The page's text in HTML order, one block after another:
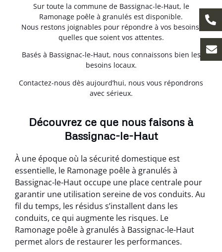
Sur toute la commune de Bassignac-le-Haut, le
Ramonage poêle à granulés est disponible.
Nous restons joignables pour répondre à vos besoins,
quelles que soient vos attentes.
Basés à Bassignac-le-Haut, nous connaissons bien les
besoins locaux.
Contactez-nous dès aujourd’hui, nous vous répondrons
avec sérieux.
Découvrez ce que nous faisons à
Bassignac-le-Haut
À une époque où la sécurité domestique est
essentielle, le Ramonage poêle à granulés à
Bassignac-le-Haut occupe une place centrale pour
garantir une utilisation sereine de vos conduits. Au
fil du temps, les résidus s’installent dans les
conduits, ce qui augmente les risques. Le
Ramonage poêle à granulés à Bassignac-le-Haut
permet alors de restaurer les performances.